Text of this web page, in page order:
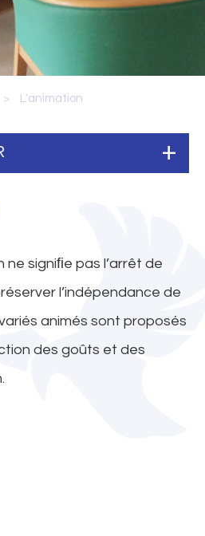
> L'animation
ne signiﬁe pas l’arrêt de
l’indépendance de
animés sont proposés
des goûts et des